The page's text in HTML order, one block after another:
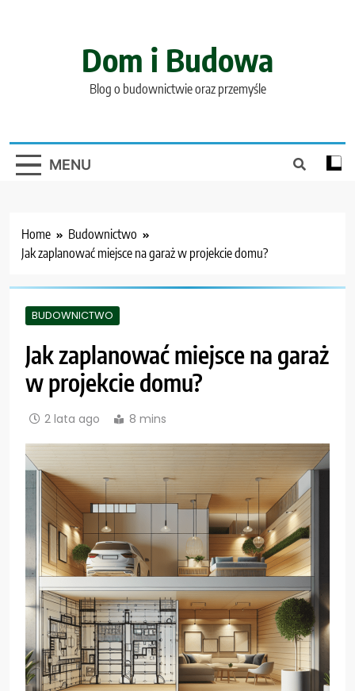
Dom i Budowa
Blog o budownictwie oraz przemyśle
MENU
Home
Budownictwo
Jak zaplanować miejsce na garaż w projekcie domu?
BUDOWNICTWO
Jak zaplanować miejsce na garaż
w projekcie domu?
2 lata ago 8 mins